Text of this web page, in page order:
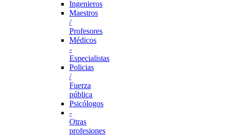
Ingenieros
Maestros
/
Profesores
Médicos
-
Especialistas
Policias
/
Fuerza
pública
Psicólogos
-
Otras
profesiones